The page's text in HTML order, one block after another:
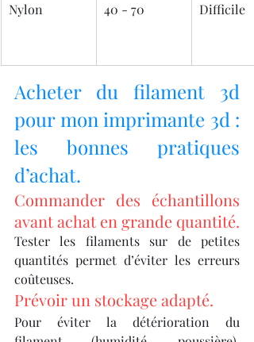
Nylon 40 - 70 Difficile
Acheter du filament 3d
pour mon imprimante 3d :
les bonnes pratiques
d’achat.
Commander des échantillons
avant achat en grande quantité.
Tester les filaments sur de petites
quantités permet d’éviter les erreurs
coûteuses.
Prévoir un stockage adapté.
Pour éviter la détérioration du